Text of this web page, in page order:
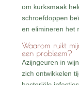
om kurksmaak
schroefdoppen
en elimineren het
Waarom ruikt
een probleem?
Azijngeuren in
zich ontwikkelen